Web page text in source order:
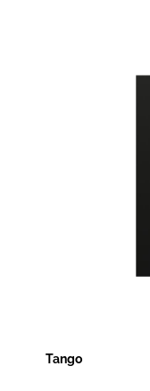
Tango